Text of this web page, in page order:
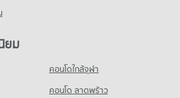
าศ
การทหาร
ศ
สันติราษฎร์
พร้าว
ลาดพร้าว
าศ
สิต
าศ
ศ
ก
ยม
คอนโดใกล้จุฬา
คอนโด ลาดพร้าว